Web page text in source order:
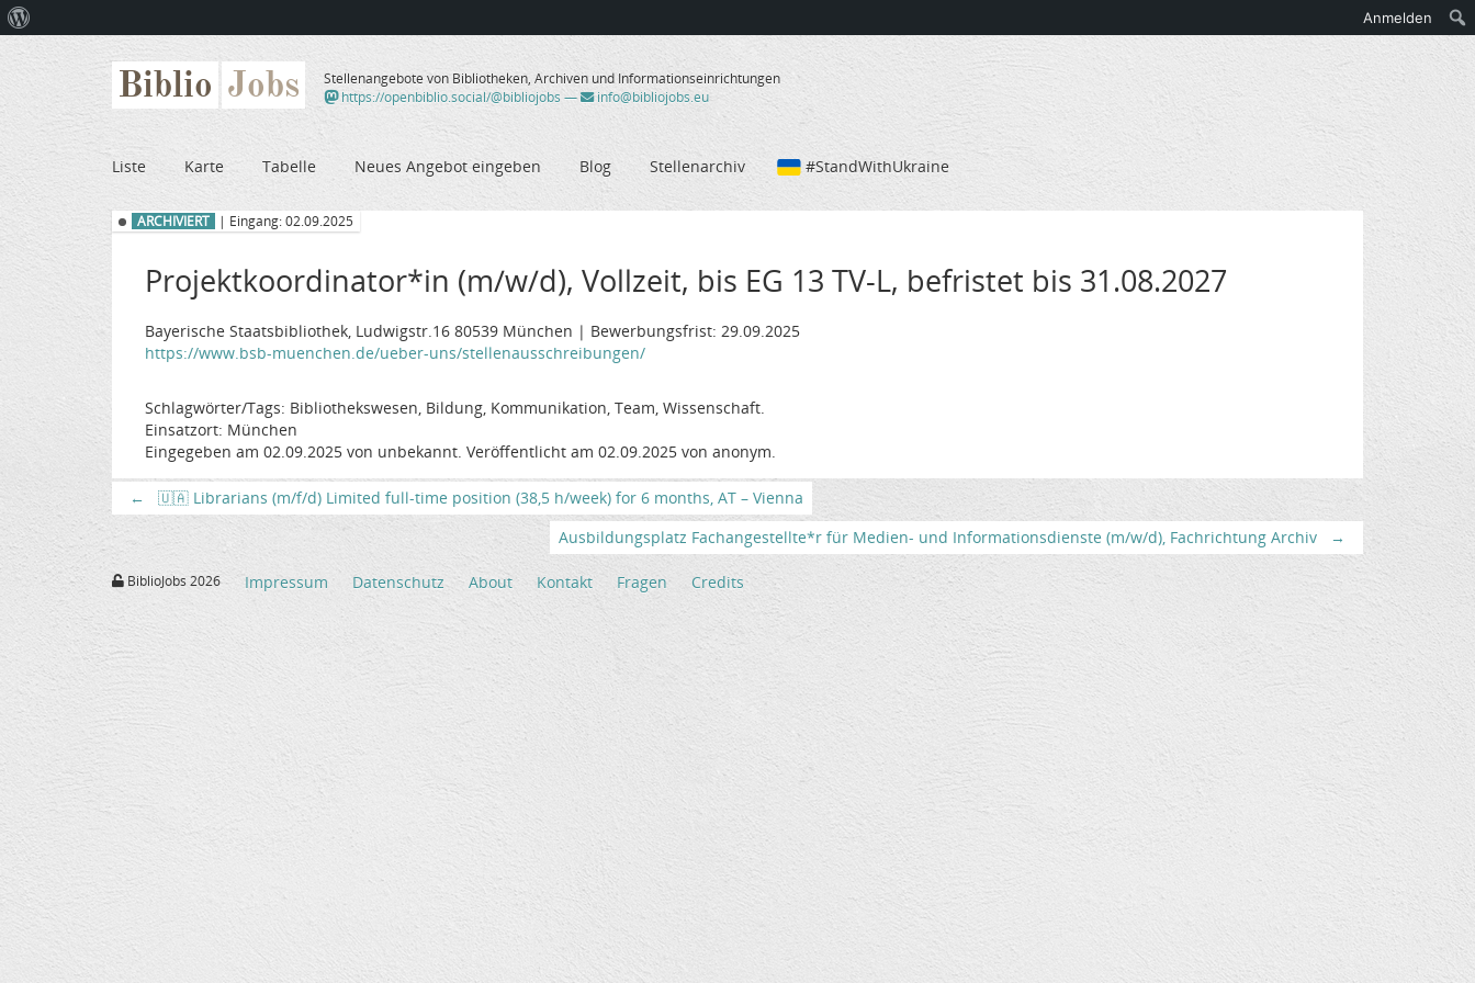
Biblio Jobs
Stellenangebote von Bibliotheken, Archiven und Informationseinrichtungen
https://openbiblio.social/@bibliojobs — info@bibliojobs.eu
Liste Karte Tabelle Neues Angebot eingeben Blog Stellenarchiv #StandWithUkraine
ARCHIVIERT | Eingang: 02.09.2025
Projektkoordinator*in (m/w/d), Vollzeit, bis EG 13 TV-L, befristet bis 31.08.2027
Bayerische Staatsbibliothek, Ludwigstr.16 80539 München | Bewerbungsfrist: 29.09.2025
https://www.bsb-muenchen.de/ueber-uns/stellenausschreibungen/
Schlagwörter/Tags: Bibliothekswesen, Bildung, Kommunikation, Team, Wissenschaft.
Einsatzort: München
Eingegeben am 02.09.2025 von unbekannt. Veröffentlicht am 02.09.2025 von anonym.
←
🇺🇦 Librarians (m/f/d) Limited full-time position (38,5 h/week) for 6 months, AT – Vienna
Ausbildungsplatz Fachangestellte*r für Medien- und Informationsdienste (m/w/d), Fachrichtung Archiv
→
BiblioJobs 2026 Impressum Datenschutz About Kontakt Fragen Credits
WordPress
Anmelden